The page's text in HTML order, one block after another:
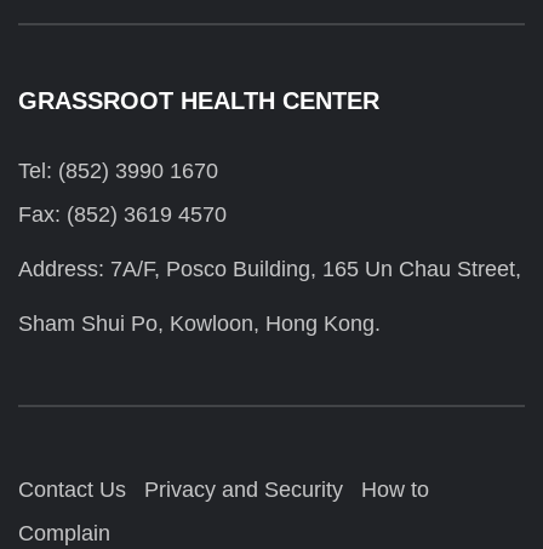
GRASSROOT HEALTH CENTER
Tel: (852) 3990 1670
Fax: (852) 3619 4570
Address: 7A/F, Posco Building, 165 Un Chau Street,
Sham Shui Po, Kowloon, Hong Kong.
Contact Us Privacy and Security
How to
Complain